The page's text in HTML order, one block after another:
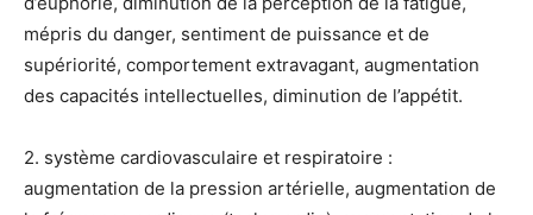
mépris du danger, sentiment de puissance et de
supériorité, comportement extravagant, augmentation
des capacités intellectuelles, diminution de l’appétit.
2. système cardiovasculaire et respiratoire :
augmentation de la pression artérielle, augmentation de